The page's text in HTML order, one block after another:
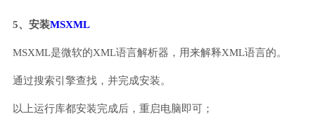
5、安装MSXML
MSXML是微软的XML语言解析器，用来解释XML语言的。
通过搜索引擎查找，并完成安装。
以上运行库都安装完成后，重启电脑即可；